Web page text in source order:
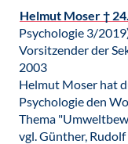
Helmut Moser †
Psychologie 3/
Vorsitzender der
2003
Helmut Moser hat
Psychologie den
Thema
vgl. Günther,